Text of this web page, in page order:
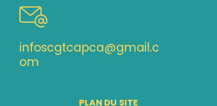
infoscgtcapca@gmail.c
om
PLAN DU SITE